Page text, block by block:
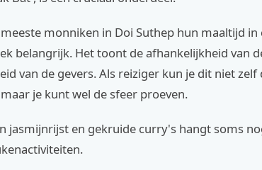
monniken in Doi Suthep hun maaltijd
belangrijk. Het toont de afhankelijkheid van
van de gevers. Als reiziger kun je dit niet
je kunt wel de sfeer proeven.
jasmijnrijst en gekruide curry's hangt soms